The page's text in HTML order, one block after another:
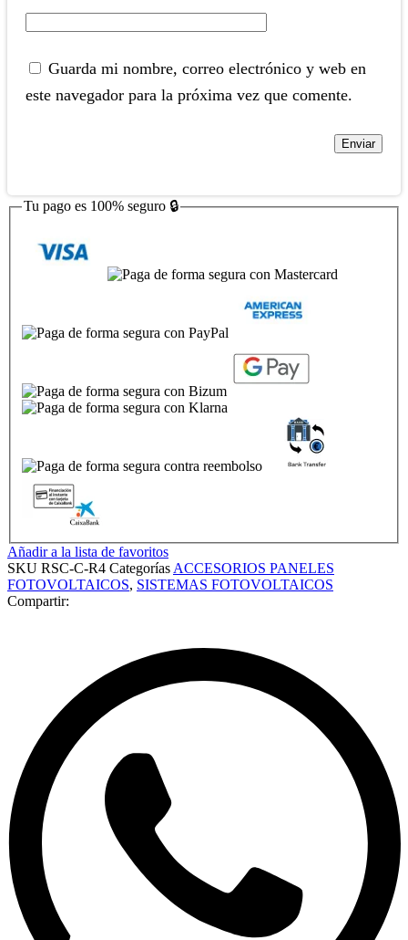
Guarda mi nombre, correo electrónico y web en
este navegador para la próxima vez que comente.
Tu pago es 100% seguro 🔒
Añadir a la lista de favoritos
SKU RSC-C-R4 Categorías ACCESORIOS PANELES
FOTOVOLTAICOS, SISTEMAS FOTOVOLTAICOS
Compartir: